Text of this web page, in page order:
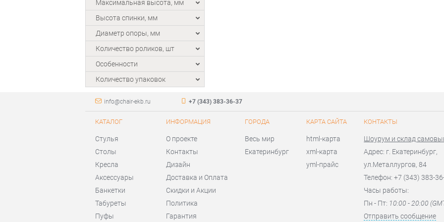
Максимальная высота, мм
Высота спинки, мм
Диаметр опоры, мм
Количество роликов, шт
Особенности
Количество упаковок
info@chair-ekb.ru +7 (343) 383-36-37
КАТАЛОГ
Стулья
Столы
Кресла
Аксессуары
Банкетки
Табуреты
Пуфы
ИНФОРМАЦИЯ
О проекте
Контакты
Дизайн
Доставка и Оплата
Скидки и Акции
Политика
Гарантия
ГОРОДА
Весь мир
Екатеринбург
КАРТА САЙТА
html-карта
xml-карта
yml-прайс
КОНТАКТЫ
Шоурум и склад
Адрес: г. Екатеринбург,
ул.Металлургов, 84
Телефон: +7 (343) 383-
Часы работы:
Пн - Пт: 10:00 - 20:00
Отправить сообщение